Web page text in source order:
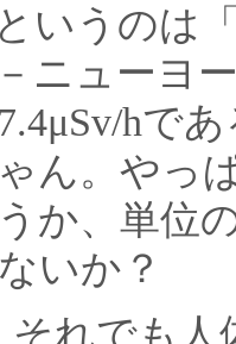
いうのは
ニューヨ
hで
ん。やっ
か、単位
いか？
それでも